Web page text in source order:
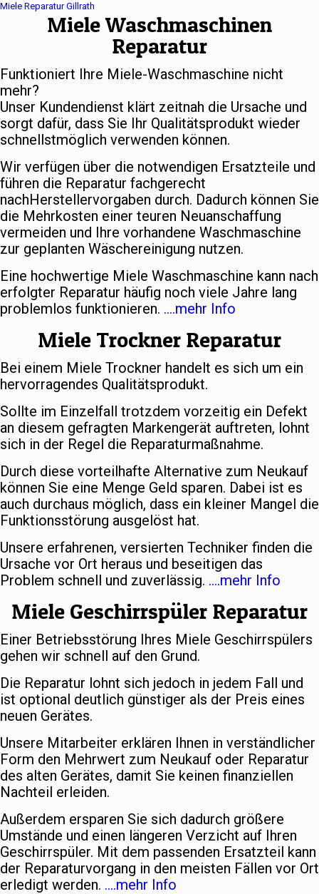
Miele Reparatur Gillrath
Miele Waschmaschinen
Reparatur
Funktioniert Ihre Miele-Waschmaschine nicht
mehr?
Unser Kundendienst klärt zeitnah die Ursache und
sorgt dafür, dass Sie Ihr Qualitätsprodukt wieder
schnellstmöglich verwenden können.
Wir verfügen über die notwendigen Ersatzteile und
führen die Reparatur fachgerecht
nachHerstellervorgaben durch. Dadurch können Sie
die Mehrkosten einer teuren Neuanschaffung
vermeiden und Ihre vorhandene Waschmaschine
zur geplanten Wäschereinigung nutzen.
Eine hochwertige Miele Waschmaschine kann nach
erfolgter Reparatur häufig noch viele Jahre lang
problemlos funktionieren. ….mehr Info
Miele Trockner Reparatur
Bei einem Miele Trockner handelt es sich um ein
hervorragendes Qualitätsprodukt.
Sollte im Einzelfall trotzdem vorzeitig ein Defekt
an diesem gefragten Markengerät auftreten, lohnt
sich in der Regel die Reparaturmaßnahme.
Durch diese vorteilhafte Alternative zum Neukauf
können Sie eine Menge Geld sparen. Dabei ist es
auch durchaus möglich, dass ein kleiner Mangel die
Funktionsstörung ausgelöst hat.
Unsere erfahrenen, versierten Techniker finden die
Ursache vor Ort heraus und beseitigen das
Problem schnell und zuverlässig. ….mehr Info
Miele Geschirrspüler Reparatur
Einer Betriebsstörung Ihres Miele Geschirrspülers
gehen wir schnell auf den Grund.
Die Reparatur lohnt sich jedoch in jedem Fall und
ist optional deutlich günstiger als der Preis eines
neuen Gerätes.
Unsere Mitarbeiter erklären Ihnen in verständlicher
Form den Mehrwert zum Neukauf oder Reparatur
des alten Gerätes, damit Sie keinen finanziellen
Nachteil erleiden.
Außerdem ersparen Sie sich dadurch größere
Umstände und einen längeren Verzicht auf Ihren
Geschirrspüler. Mit dem passenden Ersatzteil kann
der Reparaturvorgang in den meisten Fällen vor Ort
erledigt werden. ….mehr Info